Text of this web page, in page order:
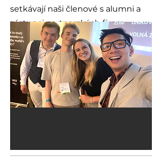
setkávají naši členové s alumni a
zástupci partnerských firem.